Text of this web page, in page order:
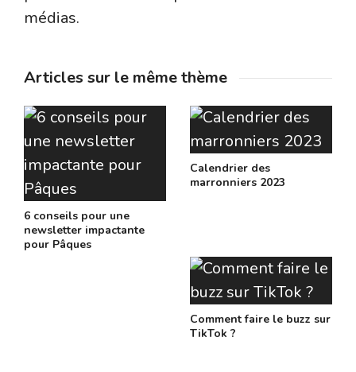
médias.
Articles sur le même thème
6 conseils pour une
newsletter impactante
pour Pâques
Calendrier des
marronniers 2023
Comment faire le buzz sur
TikTok ?